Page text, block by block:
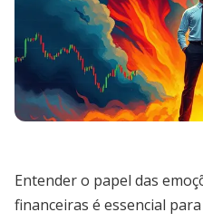
Entender o papel das
financeiras é essencial